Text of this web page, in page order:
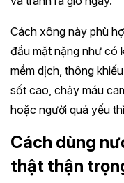
Cách xông này phù
đầu mặt nặng như có
mềm dịch, thông
sốt cao, chảy máu
hoặc người quá yếu
Cách dùng
thật thận